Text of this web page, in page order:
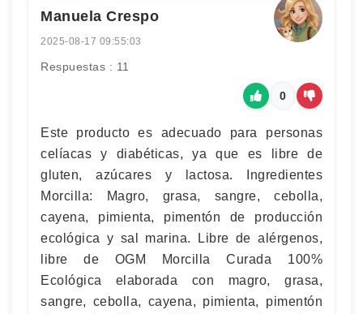
Manuela Crespo
2025-08-17 09:55:03
Respuestas : 11
0
Este producto es adecuado para personas
celíacas y diabéticas, ya que es libre de
gluten, azúcares y lactosa. Ingredientes
Morcilla: Magro, grasa, sangre, cebolla,
cayena, pimienta, pimentón de producción
ecológica y sal marina. Libre de alérgenos,
libre de OGM Morcilla Curada 100%
Ecológica elaborada con magro, grasa,
sangre, cebolla, cayena, pimienta, pimentón